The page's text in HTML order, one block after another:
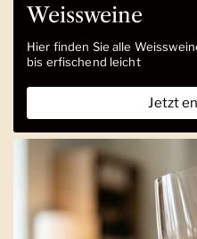
Weissweine
Hier finden Sie alle
bis erfischend leicht
Jetzt